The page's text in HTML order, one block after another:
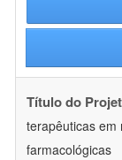
Título do
terapêuticas em
farmacológicas